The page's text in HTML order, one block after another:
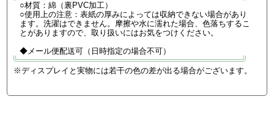
○材質：綿（裏PVC加工）
○使用上の注意：表紙の厚みによっては収納できない場合があり
ます。洗濯はできません。摩擦や水に濡れた場合、色落ちするこ
とがありますので、取り扱いにはお気をつけください。
◆メール便配送可（日時指定の場合不可）
※ディスプレイと実物には若干の色の差が出る場合がございます。